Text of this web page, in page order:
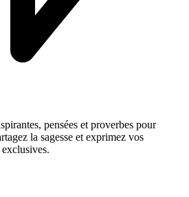
pensées et proverbes pour
la sagesse et exprimez vos